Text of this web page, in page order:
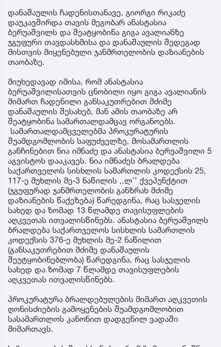
დანაშაულის ჩადენისთანავე, გიორგი რიკაძე
დაუკავშირდა თავის მეგობარ ანასტასია
ბერუაშვილს და შეატყობინა გიგა ავალიანზე
ჯგუფური თავდასხმისა და დანაშაულის შედეგად
მისთვის მიყენებული ჯანმრთელობის დაზიანების
თაობაზე.
მიუხედავად იმისა, რომ ანასტასია
ბერუაშვილისათვის ცნობილი იყო გიგა ავალიანის
მიმართ ჩადენილი განსაკუთრებით მძიმე
დანაშაულის შესახებ, მან ამის თაობაზე არ
შეატყობინა სამართალდამცავ ორგანოებს.
სამართალდამცველებმა პროკურატურის
შუამდგომლობის საფუძველზე, მოსამართლის
განჩინებით ნია იმნაძე და ანასტასია ბერუაშვილი 5
აგვისტოს დააკავეს. ნია იმნაძეს ბრალდება
საქართველოს სისხლის სამართლის კოდექსის 25,
117-ე მუხლის მე-3 ნაწილის ,,ლ’’ ქვეპუნქტით
(ჯგუფურად ჯანმრთელობის განზრახ მძიმე
დაზიანების წაქეზება) წარედგინა, რაც სასჯელის
სახედ და ზომად 13 წლამდე თავისუფლების
აღკვეთას ითვალისწინებს. ანასტასია ბერუაშვილს
ბრალდება საქართველოს სისხლის სამართლის
კოდექსის 376-ე მუხლის მე-2 ნაწილით
(განსაკუთრებით მძიმე დანაშაულის
შეუტყობინებლობა) წარედგინა, რაც სასჯელის
სახედ და ზომად 7 წლამდე თავისუფლების
აღკვეთას ითვალისწინებს.
პროკურატურა ბრალდებულების მიმართ აღკვეთის
ღონისძიების გამოყენების შუამდგომლობით
სასამართლოს კანონით დადგენილ ვადაში
მიმართავს.